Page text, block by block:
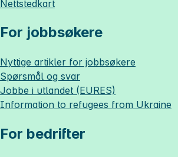
Nettstedkart
For jobbsøkere
Nyttige artikler for jobbsøkere
Spørsmål og svar
Jobbe i utlandet (EURES)
Information to refugees from Ukraine
For bedrifter